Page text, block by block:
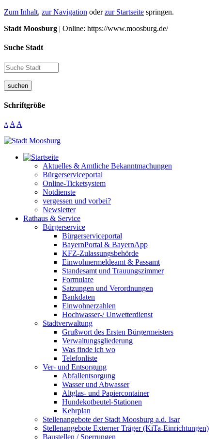
Zum Inhalt, zur Navigation oderzur Startseite springen.
Stadt Moosburg | Online: https://www.moosburg.de/
Suche Stadt
suchen
Schriftgröße
A A A
Aktuelles & Amtliche Bekanntmachungen
Bürgerserviceportal
Online-Ticketsystem
Notdienste
vergessen und vorbei?
Newsletter
Rathaus & Service
Bürgerservice
Bürgerserviceportal
BayernPortal & BayernApp
KFZ-Zulassungsbehörde
Einwohnermeldeamt & Passamt
Standesamt und Trauungszimmer
Formulare
Satzungen und Verordnungen
Bankdaten
Einwohnerzahlen
Hochwasser-/ Unwetterdienst
Stadtverwaltung
Grußwort des Ersten Bürgermeisters
Verwaltungsgliederung
Was finde ich wo
Telefonliste
Ver- und Entsorgung
Abfallentsorgung
Wasser und Abwasser
Altglas- und Papiercontainer
Hundekotbeutel-Stationen
Kehrplan
Stellenangebote der Stadt Moosburg a.d. Isar
Stellenangebote Externer Träger (KiTa-Einrichtungen)
Baustellen / Sperrungen